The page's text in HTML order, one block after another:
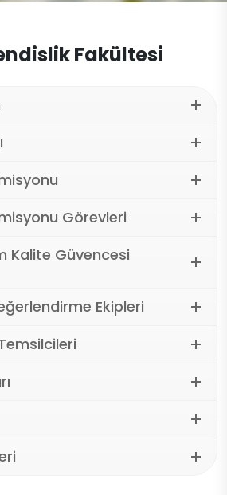
(İngilizce)
Fakültesi
Görevleri
Kalite Güvencesi
Ekipleri